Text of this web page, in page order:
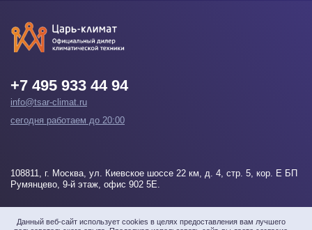
Данный веб-сайт использует cookies в целях предоставления вам лучшего
+7 495 933 44 94
info@tsar-climat.ru
сегодня работаем до 20:00
108811, г. Москва, ул. Киевское шоссе 22 км, д. 4, стр. 5, кор. Е БП
Румянцево, 9-й этаж, офис 902 5Е.
Напишите нам